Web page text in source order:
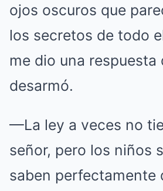
ojos oscuros que
los secretos de todo
me dio una respuesta
desarmó.
—La ley a veces no
señor, pero los niños
saben perfectamente